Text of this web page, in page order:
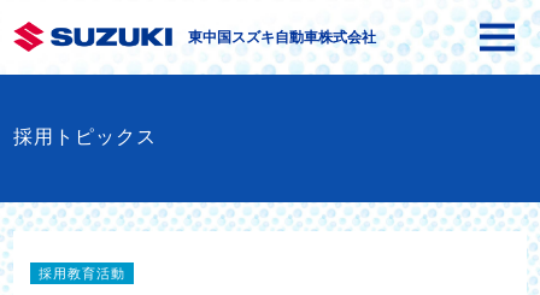
東中国スズキ自動車株式会社
採用トピックス
採用教育活動